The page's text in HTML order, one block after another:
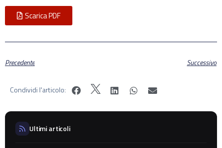
Scarica PDF
Precedente Successivo
Condividi l'articolo:
Ultimi articoli